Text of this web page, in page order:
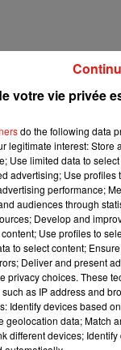
5 août 2026
4 août 2026
Tiny Desk invite
live session solaire
Ariana Grande
sa tournée mondiale
votre vie privée
do the following data
legitimate interest: Store
Use limited data to
advertising; Use profiles
performance;
audiences through
Develop and
Use profiles to
to select content;
Deliver and present
privacy choices. These
as IP address and
Identify devices based
geolocation data; Match
different devices;